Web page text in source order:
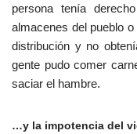
persona tenía
almacenes del pueblo
distribución y no
gente pudo comer
saciar el hambre.
…y la impotencia del